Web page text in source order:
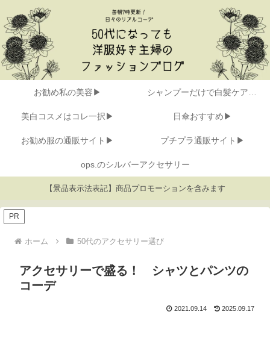
お勧め私の美容▶ シャンプーだけで白髪ケア▶
美白コスメはコレ一択▶ 日傘おすすめ▶
お勧め服の通販サイト▶ プチプラ通販サイト▶
ops.のシルバーアクセサリー
【景品表示法表記】商品プロモーションを含みます
PR
ホーム 50代のアクセサリー選び
アクセサリーで盛る！ シャツとパンツの
コーデ
2021.09.14 2025.09.17